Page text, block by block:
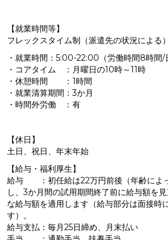
【就業時間等】
フレックスタイム制（派遣先の状況による）
・就業時間：5:00-22:00（労働時間8時間/
・コアタイム ：月曜日の10時～11時
・休憩時間 ：1時間
・就業清算期間：3か月
・時間外労働 ：有
【休日】
土日、祝日、年末年始
【給与・福利厚生】
給与 ：初任給は22万円前後（年齢によ
し、3か月間の試用期間終了前に給与額を
な給与額を適用します（給与部分は面接時
す）。
給与支払：毎月25日締め、月末払い